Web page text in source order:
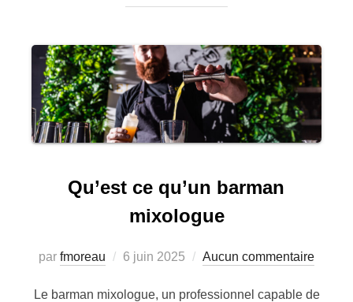
Qu’est ce qu’un barman
mixologue
par fmoreau
Publié
6 juin 2025 Aucun commentaire
Le barman mixologue, un professionnel capable de